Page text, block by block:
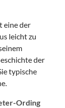
eine der
leicht zu
der
typische
Ording